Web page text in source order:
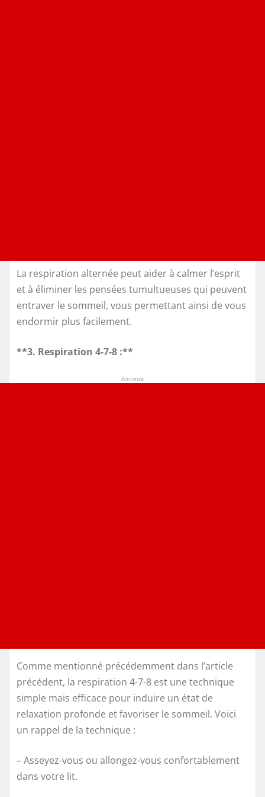
La respiration alternée peut aider à calmer l’esprit
et à éliminer les pensées tumultueuses qui peuvent
entraver le sommeil, vous permettant ainsi de vous
endormir plus facilement.
**3. Respiration 4-7-8 :**
Annonce
Comme mentionné précédemment dans l’article
précédent, la respiration 4-7-8 est une technique
simple mais efficace pour induire un état de
relaxation profonde et favoriser le sommeil. Voici
un rappel de la technique :
– Asseyez-vous ou allongez-vous confortablement
dans votre lit.